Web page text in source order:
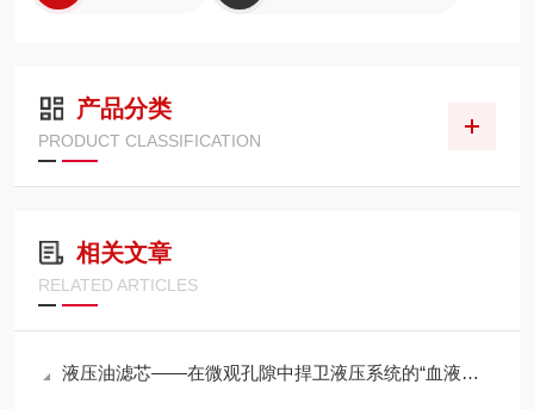
产品分类
PRODUCT CLASSIFICATION
相关文章
RELATED ARTICLES
液压油滤芯——在微观孔隙中捍卫液压系统的“血液纯净”